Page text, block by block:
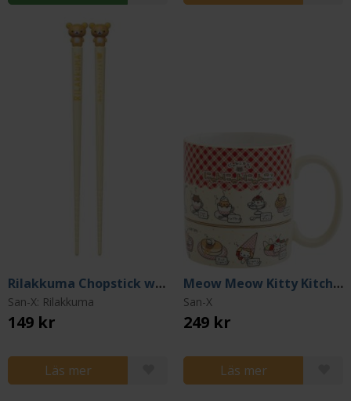
Rilakkuma Chopstick w/ Topper 18 cm
San-X: Rilakkuma
149 kr
Läs mer
Meow Meow Kitty Kitchen Zakka Mug
San-X
249 kr
Läs mer